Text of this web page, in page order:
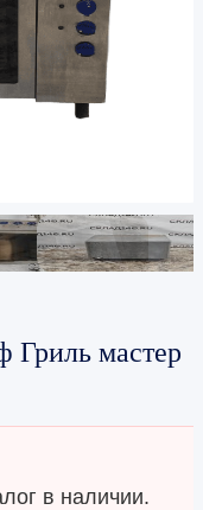
Гриль мастер
в наличии.